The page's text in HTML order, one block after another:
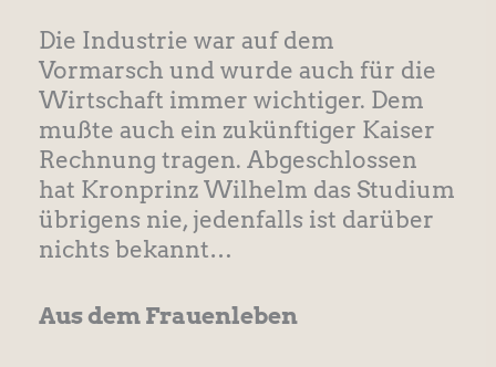
Die Industrie war auf dem
Vormarsch und wurde auch für die
Wirtschaft immer wichtiger. Dem
mußte auch ein zukünftiger Kaiser
Rechnung tragen. Abgeschlossen
hat Kronprinz Wilhelm das Studium
übrigens nie, jedenfalls ist darüber
nichts bekannt…
Aus dem Frauenleben